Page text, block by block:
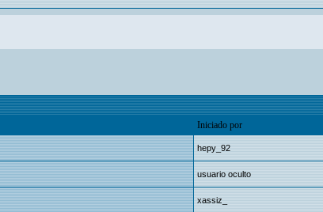
Iniciado por
hepy_92
usuario oculto
xassiz_